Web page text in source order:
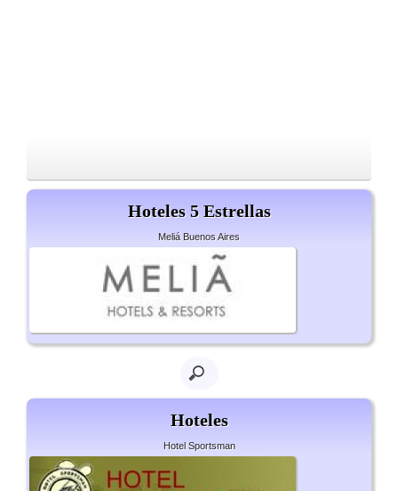
Hoteles 5 Estrellas
Meliá Buenos Aires
Hoteles
Hotel Sportsman